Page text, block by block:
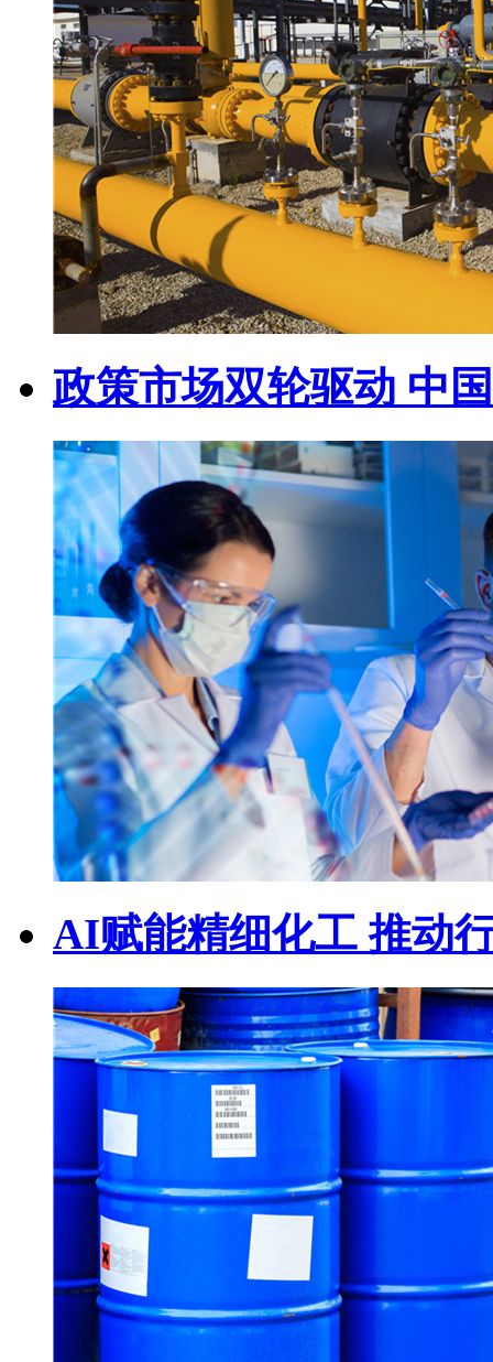
政策市场双轮驱动 中
AI赋能精细化工 推动